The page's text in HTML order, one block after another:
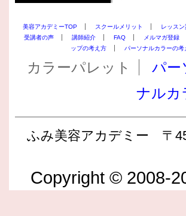
美容アカデミーTOP スクールメリット レッスン
受講者の声
講師紹介 FAQ メルマガ登録
ップの考え方
パーソナルカラーの考
カラーパレット
パ
ナル
ふみ美容アカデミー 〒
Copyright © 2008-